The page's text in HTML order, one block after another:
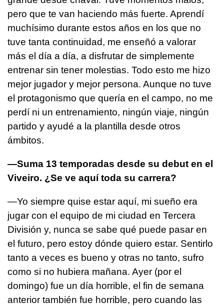
pero que te van haciendo más fuerte. Aprendí
muchísimo durante estos años en los que no
tuve tanta continuidad, me enseñó a valorar
más el día a día, a disfrutar de simplemente
entrenar sin tener molestias. Todo esto me hizo
mejor jugador y mejor persona. Aunque no tuve
el protagonismo que quería en el campo, no me
perdí ni un entrenamiento, ningún viaje, ningún
partido y ayudé a la plantilla desde otros
ámbitos.
—Suma 13 temporadas desde su debut en el
Viveiro. ¿Se ve aquí toda su carrera?
—Yo siempre quise estar aquí, mi sueño era
jugar con el equipo de mi ciudad en Tercera
División y, nunca se sabe qué puede pasar en
el futuro, pero estoy dónde quiero estar. Sentirlo
tanto a veces es bueno y otras no tanto, sufro
como si no hubiera mañana. Ayer (por el
domingo) fue un día horrible, el fin de semana
anterior también fue horrible, pero cuando las